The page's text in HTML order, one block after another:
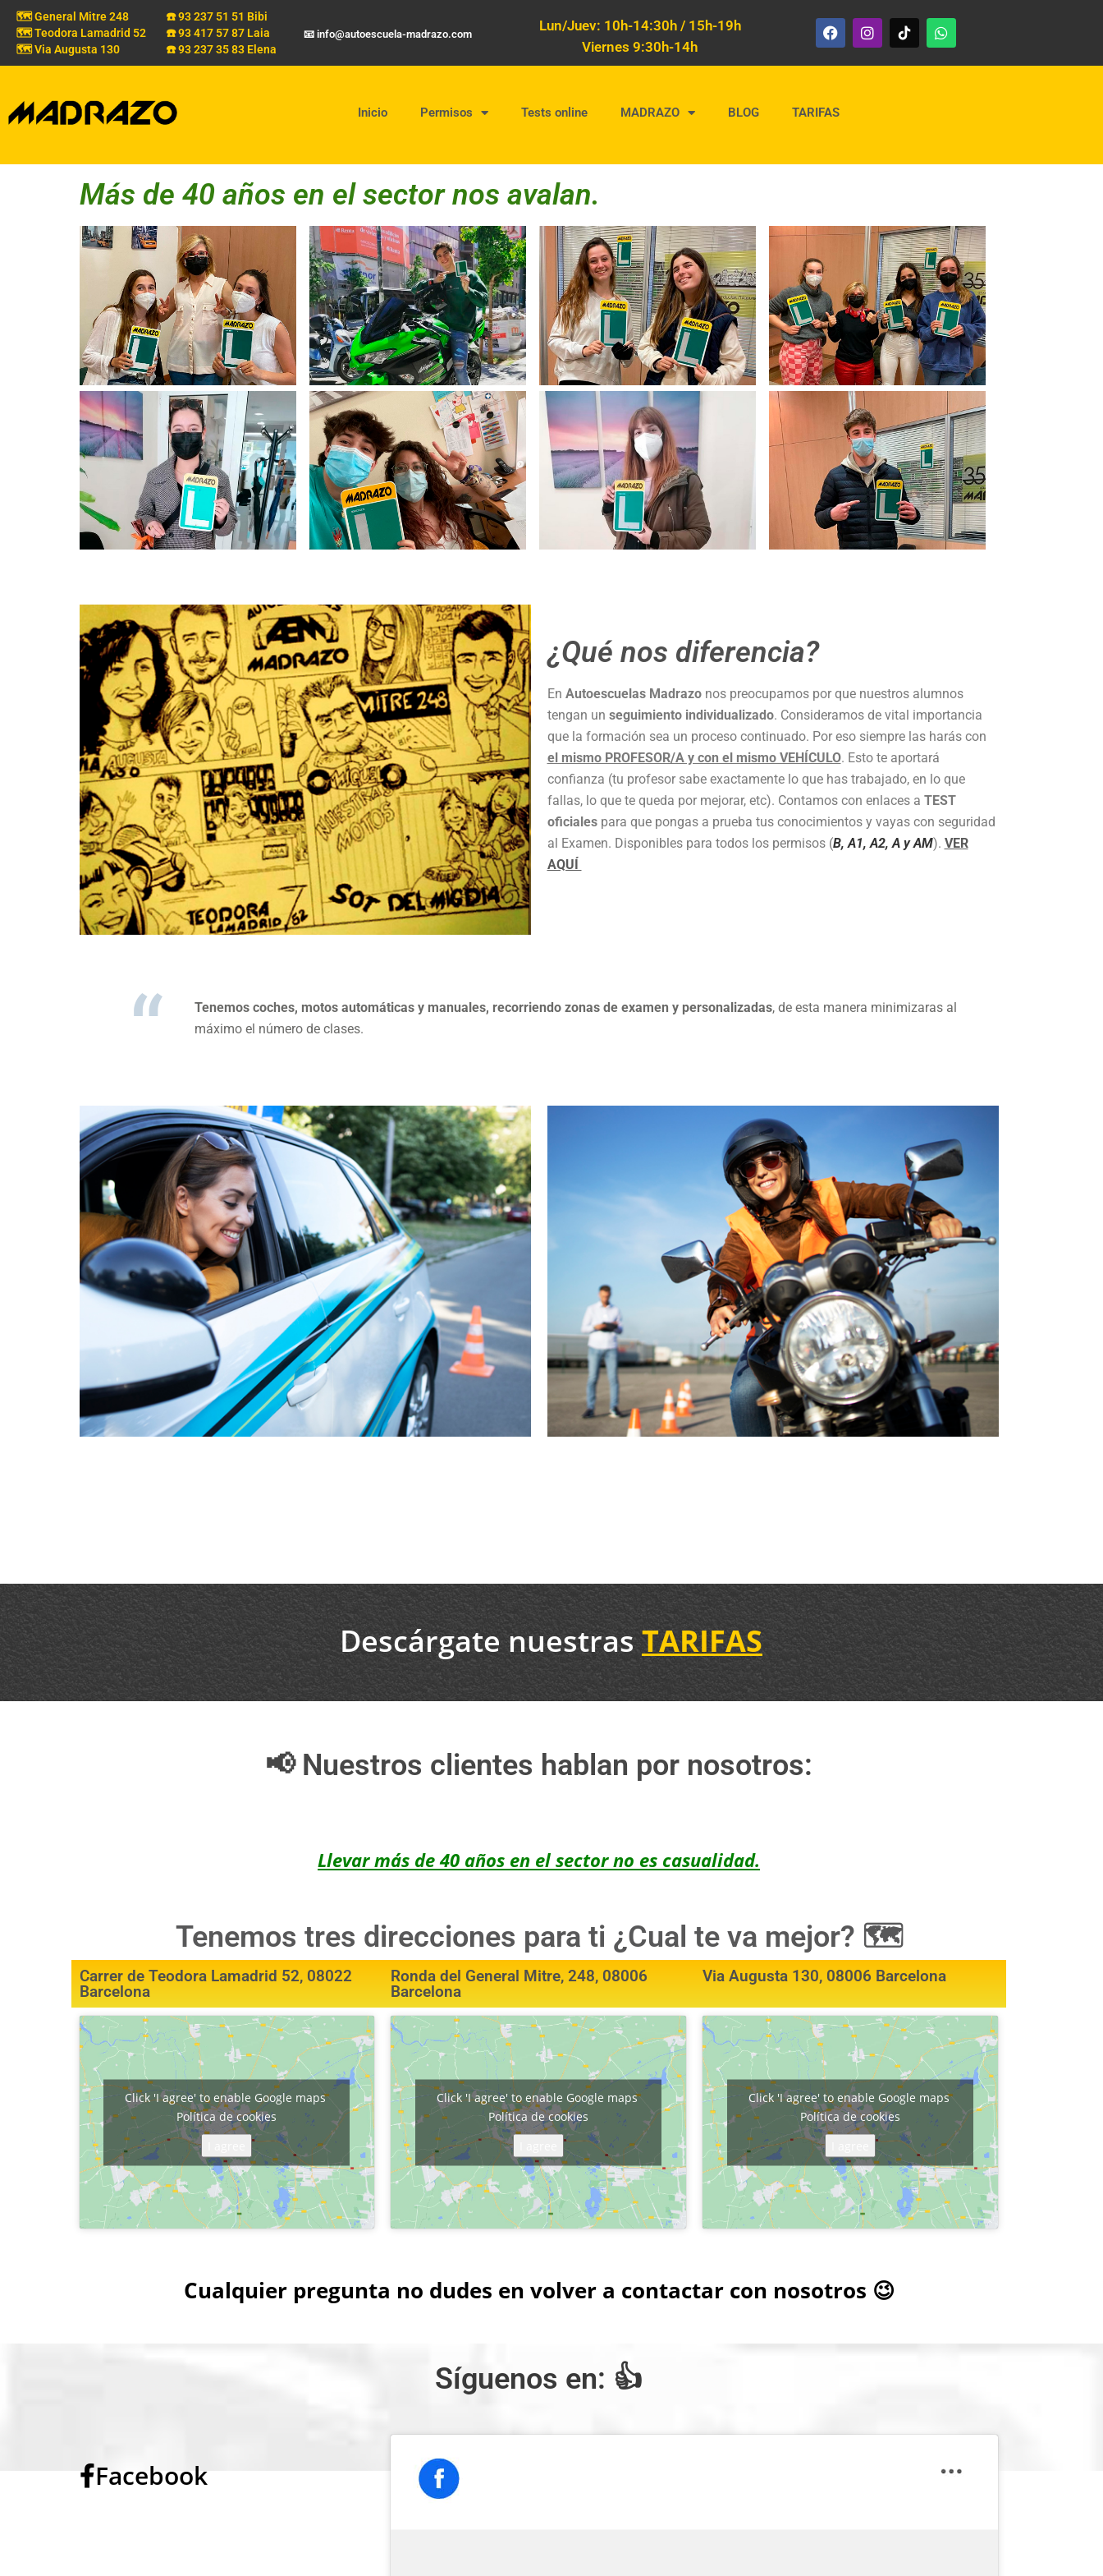
🗺️ General Mitre 248
🗺️ Teodora Lamadrid 52
🗺️ Via Augusta 130
☎️ 93 237 51 51 Bibi
☎️ 93 417 57 87 Laia
☎️ 93 237 35 83 Elena
📧 info@autoescuela-madrazo.com
Lun/Juev: 10h-14:30h / 15h-19h
Viernes 9:30h-14h
Inicio Permisos Tests online MADRAZO BLOG TARIFAS
Más de 40 años en el sector nos avalan.
¿Qué nos diferencia?
En Autoescuelas Madrazonos preocupamos por que nuestros alumnos
tengan un seguimiento individualizado. Consideramos de vital importancia
que la formación sea un proceso continuado. Por eso siempre las harás con
el mismo PROFESOR/A y con el mismo VEHÍCULO. Esto te aportará
confianza (tu profesor sabe exactamente lo que has trabajado, en lo que
fallas, lo que te queda por mejorar, etc). Contamos con enlaces a TEST
oficialespara que pongas a prueba tus conocimientos y vayas con seguridad
al Examen. Disponibles para todos los permisos (B, A1, A2, A y AM). VER
AQUÍ
Tenemos coches, motos automáticas y manuales, recorriendo zonas de examen y personalizadas, de esta manera minimizaras al
máximo el número de clases.
Descárgate nuestras TARIFAS
📢 Nuestros clientes hablan por nosotros:
Llevar más de 40 años en el sector no es casualidad.
Tenemos tres direcciones para ti ¿Cual te va mejor? 🗺
Carrer de Teodora Lamadrid 52, 08022
Barcelona
Ronda del General Mitre, 248, 08006
Barcelona
Via Augusta 130, 08006 Barcelona
Click 'I agree' to enable Google maps
Política de cookies
Click 'I agree' to enable Google maps
Política de cookies
Click 'I agree' to enable Google maps
Política de cookies
Cualquier pregunta no dudes en volver a contactar con nosotros 😉
Síguenos en: 👍
Facebook